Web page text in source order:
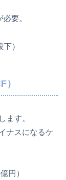
要。
）
）
ます。
ナスになるケ
円）